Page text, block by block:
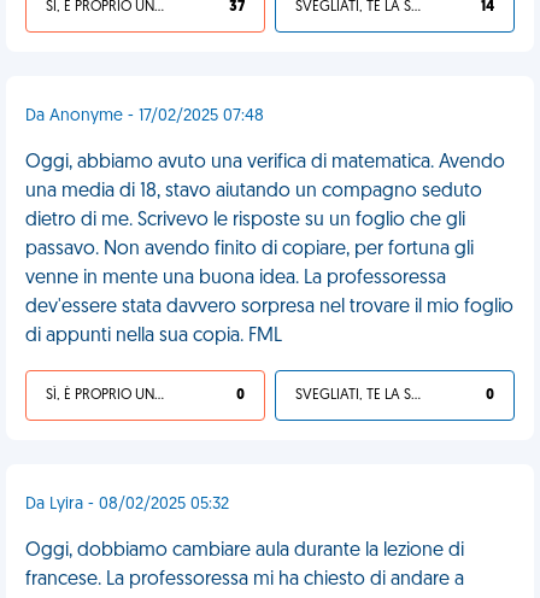
SÌ, È PROPRIO UNA VDM! 37 SVEGLIATI, TE LA SEI CERCATA! 14
Da Anonyme - 17/02/2025 07:48
Oggi, abbiamo avuto una verifica di matematica. Avendo
una media di 18, stavo aiutando un compagno seduto
dietro di me. Scrivevo le risposte su un foglio che gli
passavo. Non avendo finito di copiare, per fortuna gli
venne in mente una buona idea. La professoressa
dev'essere stata davvero sorpresa nel trovare il mio foglio
di appunti nella sua copia. FML
SÌ, È PROPRIO UNA VDM! 0 SVEGLIATI, TE LA SEI CERCATA! 0
Da Lyira - 08/02/2025 05:32
Oggi, dobbiamo cambiare aula durante la lezione di
francese. La professoressa mi ha chiesto di andare a